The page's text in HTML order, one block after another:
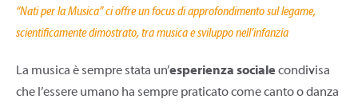
“Nati per la Musica” ci offre un focus di approfondimento sul legame,
scientificamente dimostrato, tra musica e sviluppo nell’infanzia
La musica è sempre stata un’esperienza sociale condivisa
che l’essere umano ha sempre praticato come canto o danza